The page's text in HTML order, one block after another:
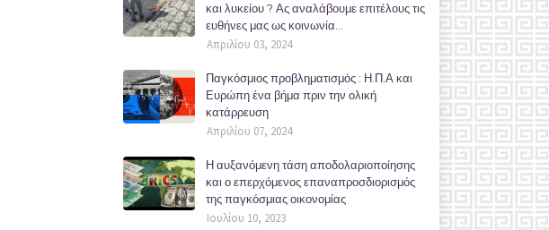
και λυκείου ? Ας αναλάβουμε επιτέλους τις
ευθήνες μας ως κοινωνία...
Απριλίου 03, 2024
Παγκόσμιος προβληματισμός : Η.Π.Α και
Ευρώπη ένα βήμα πριν την ολική
κατάρρευση
Απριλίου 07, 2024
Η αυξανόμενη τάση αποδολαριοποίησης
και ο επερχόμενος επαναπροσδιορισμός
της παγκόσμιας οικονομίας
Ιουλίου 10, 2023